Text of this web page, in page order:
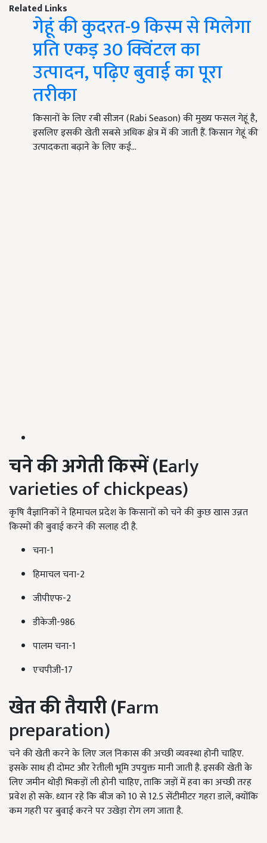
Related Links
गेहूं की कुदरत-9 किस्म से मिलेगा
प्रति एकड़ 30 क्विंटल का
उत्पादन, पढ़िए बुवाई का पूरा
तरीका
किसानों के लिए रबी सीजन (Rabi Season) की मुख्य फसल गेहूं है,
इसलिए इसकी खेती सबसे अधिक क्षेत्र में की जाती हैं. किसान गेहूं की
उत्पादकता बढ़ाने के लिए कई…
चने की अगेती किस्में (Early
varieties of chickpeas)
कृषि वैज्ञानिकों ने हिमाचल प्रदेश के किसानों को चने की कुछ खास उन्नत
किस्मों की बुवाई करने की सलाह दी है.
चना-1
हिमाचल चना-2
जीपीएफ-2
डीकेजी-986
पालम चना-1
एचपीजी-17
खेत की तैयारी (Farm
preparation)
चने की खेती करने के लिए जल निकास की अच्छी व्यवस्था होनी चाहिए.
इसके साथ ही दोमट और रेतीली भूमि उपयुक्त मानी जाती है. इसकी खेती के
लिए जमीन थोड़ी भिकड़ों ली होनी चाहिए, ताकि जड़ों में हवा का अच्छी तरह
प्रवेश हो सके. ध्यान रहे कि बीज को 10 से 12.5 सेंटीमीटर गहरा डालें, क्योंकि
कम गहरी पर बुवाई करने पर उखेड़ा रोग लग जाता है.